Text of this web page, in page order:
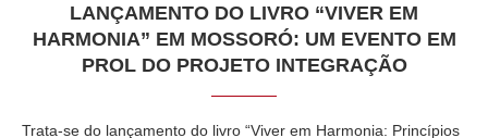
LANÇAMENTO DO LIVRO “VIVER EM
HARMONIA” EM MOSSORÓ: UM EVENTO EM
PROL DO PROJETO INTEGRAÇÃO
Trata-se do lançamento do livro “Viver em Harmonia: Princípios